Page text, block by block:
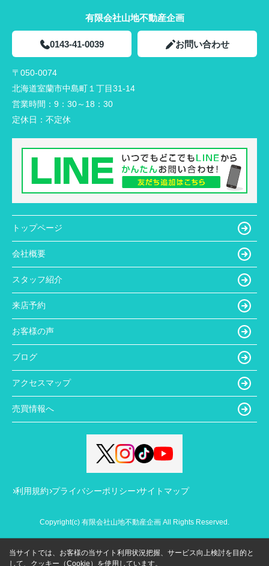
有限会社山地不動産企画
0143-41-0039 お問い合わせ
〒050-0074
北海道室蘭市中島町１丁目31-14
営業時間： 9：30～18：30
定休日： 不定休
トップページ
会社概要
スタッフ紹介
来店予約
お客様の声
ブログ
アクセスマップ
売買情報へ
利用規約 プライバシーポリシー サイトマップ
Copyright(c) 有限会社山地不動産企画 All Rights Reserved.
当サイトでは、お客様の当サイト利用状況把握、サービス向上検討を目的と
して、クッキー（Cookie）を使用しています。